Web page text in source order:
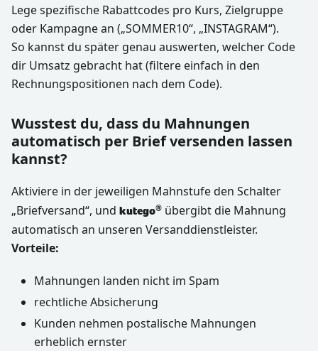
Lege spezifische Rabattcodes pro Kurs, Zielgruppe
oder Kampagne an („SOMMER10“, „INSTAGRAM“).
So kannst du später genau auswerten, welcher Code
dir Umsatz gebracht hat (filtere einfach in den
Rechnungspositionen nach dem Code).
Wusstest du, dass du Mahnungen
automatisch per Brief versenden lassen
kannst?
Aktiviere in der jeweiligen Mahnstufe den Schalter
„Briefversand“, und kutego® übergibt die Mahnung
automatisch an unseren Versanddienstleister.
Vorteile:
Mahnungen landen nicht im Spam
rechtliche Absicherung
Kunden nehmen postalische Mahnungen
erheblich ernster